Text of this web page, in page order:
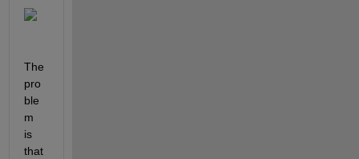
The
pro
ble
m
is
that